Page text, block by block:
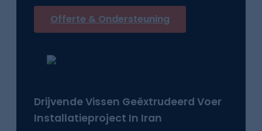
Offerte & Ondersteuning
Drijvende Vissen Geëxtrudeerd Voer
Installatieproject In Iran